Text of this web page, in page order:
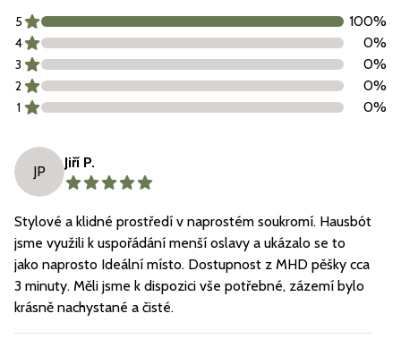
5
100%
4 0%
3 0%
2 0%
1 0%
JP
Jiří P.
Stylové a klidné prostředí v naprostém soukromí. Hausbót
jsme využili k uspořádání menší oslavy a ukázalo se to
jako naprosto Ideální místo. Dostupnost z MHD pěšky cca
3 minuty. Měli jsme k dispozici vše potřebné, zázemí bylo
krásně nachystané a čisté.